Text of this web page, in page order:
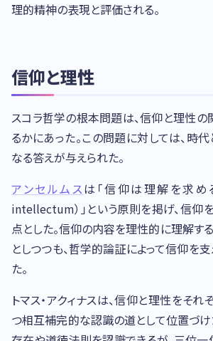
理的精神の表現と評価される。
信仰と理性
スコラ哲学の根本問題は、信仰と理性
るかにあった。この問題に対しては、時
なる答えが与えられた。
アンセルムスは「信仰は理解を求め
intellectum）」という原則を掲げ、信仰
点とした。信仰の内容を理性的に理解す
としつつも、哲学的論証によって信仰を
た。
トマス・アクィナスは、信仰と理性をそ
つ相互補完的な認識の道として位置づ